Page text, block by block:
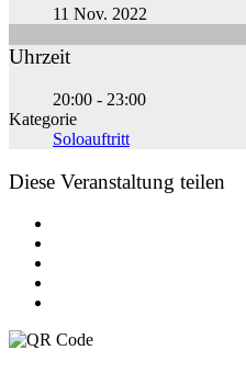
11 Nov. 2022
Uhrzeit
20:00 - 23:00
Kategorie
Soloauftritt
Diese Veranstaltung teilen